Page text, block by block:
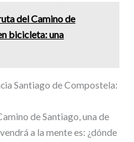
del Camino de
bicicleta: una
Santiago de Compostela:
de Santiago, una de
a la mente es: ¿dónde